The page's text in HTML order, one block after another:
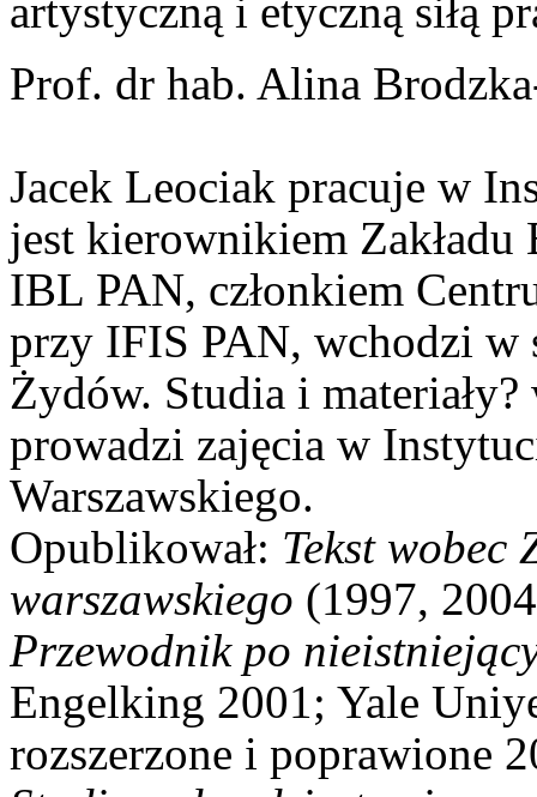
artystyczną i etyczną siłą
Prof. dr hab. Alina
Jacek Leociak pracuje w
jest kierownikiem Zakładu
IBL PAN, członkiem
przy IFIS PAN, wchodzi w
Żydów. Studia i
prowadzi zajęcia w
Warszawskiego.
Opublikował: Tekst wobec
warszawskiego (1997,
Przewodnik po
Engelking 2001; Yale
rozszerzone i poprawione